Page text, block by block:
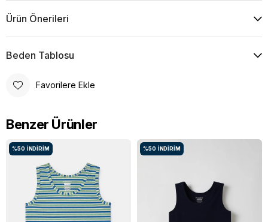
Ürün Önerileri
Beden Tablosu
Favorilere Ekle
Benzer Ürünler
%50 İNDIRIM %50 İNDIRIM